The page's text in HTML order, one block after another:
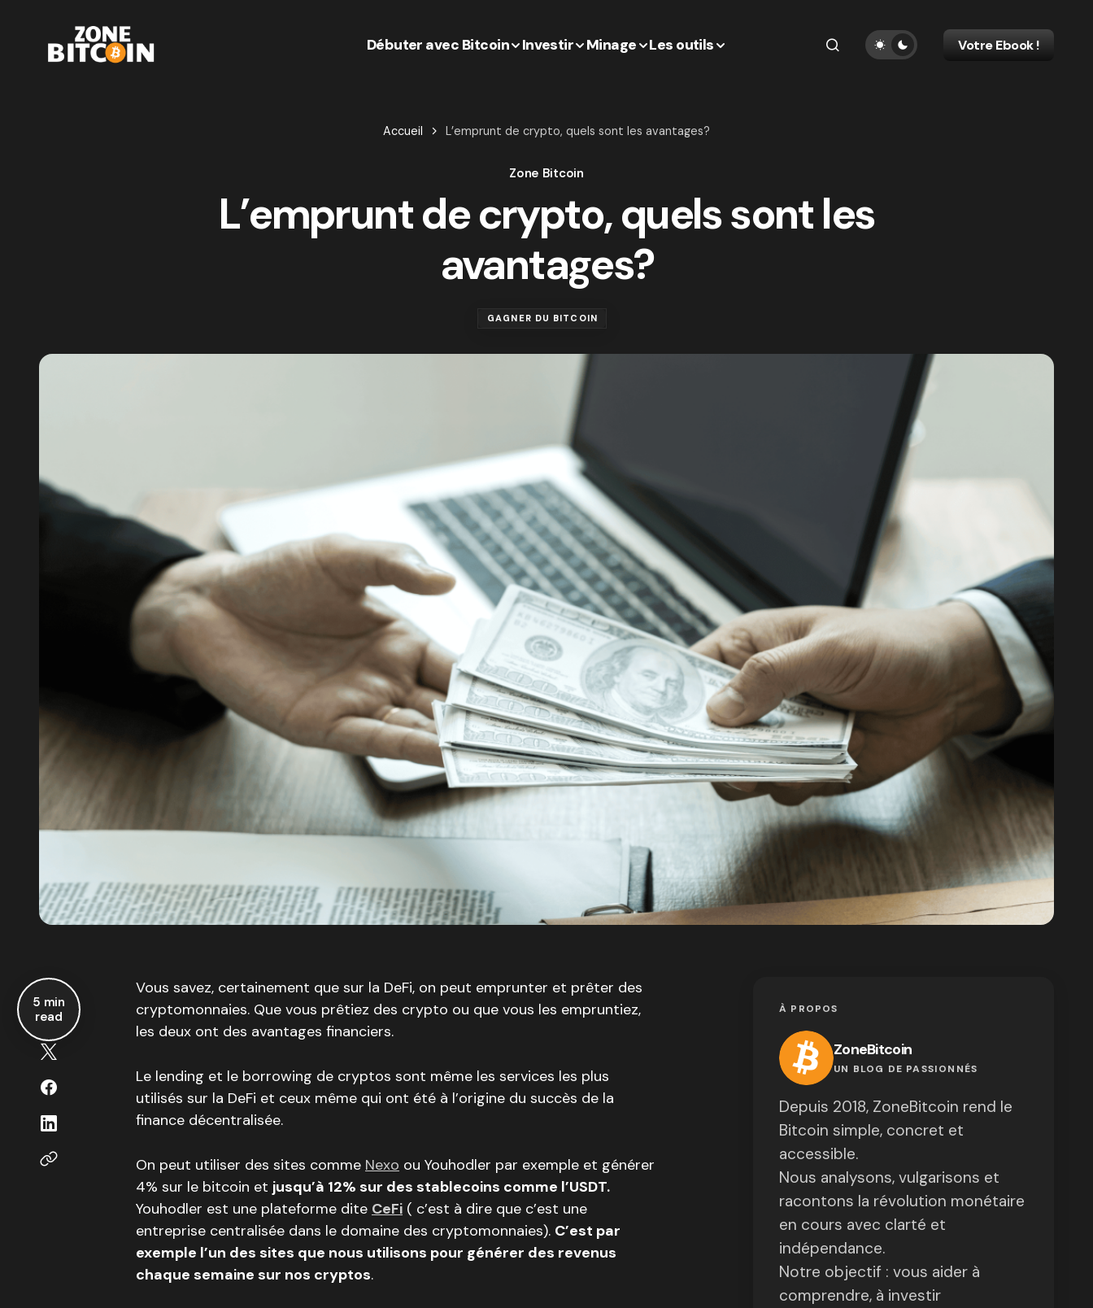
Débuter avec Bitcoin Investir Minage Les outils Votre Ebook !
Accueil L’emprunt de crypto, quels sont les avantages?
Zone Bitcoin
L’emprunt de crypto, quels sont les
avantages?
GAGNER DU BITCOIN
5 min
read
Vous savez, certainement que sur la DeFi, on peut emprunter et prêter des
cryptomonnaies. Que vous prêtiez des crypto ou que vous les empruntiez,
les deux ont des avantages financiers.
Le lending et le borrowing de cryptos sont même les services les plus
utilisés sur la DeFi et ceux même qui ont été à l’origine du succès de la
finance décentralisée.
On peut utiliser des sites comme Nexo ou Youhodler par exemple et générer
4% sur le bitcoin et jusqu’à 12% sur des stablecoins comme l’USDT.
Youhodler est une plateforme dite CeFi ( c’est à dire que c’est une
entreprise centralisée dans le domaine des cryptomonnaies). C’est par
exemple l’un des sites que nous utilisons pour générer des revenus
chaque semaine sur nos cryptos.
À PROPOS
ZoneBitcoin
UN BLOG DE PASSIONNÉS
Depuis 2018, ZoneBitcoin rend le
Bitcoin simple, concret et
accessible.
Nous analysons, vulgarisons et
racontons la révolution monétaire
en cours avec clarté et
indépendance.
Notre objectif : vous aider à
comprendre, à investir